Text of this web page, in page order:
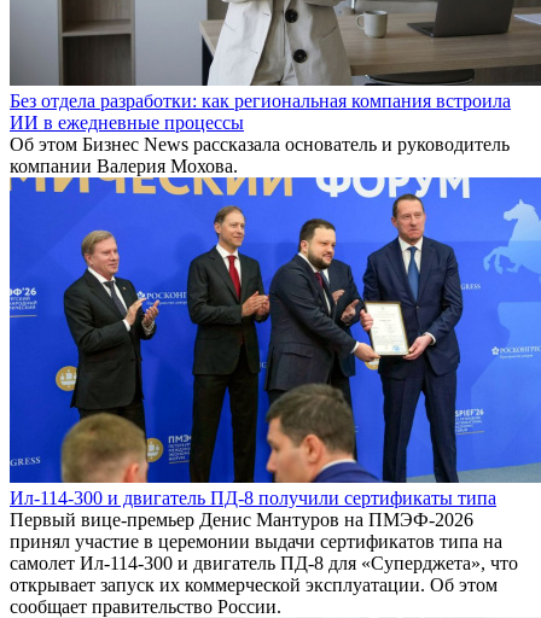
Без отдела разработки: как региональная компания встроила
ИИ в ежедневные процессы
Об этом Бизнес News рассказала основатель и руководитель
компании Валерия Мохова.
Ил-114-300 и двигатель ПД-8 получили сертификаты типа
Первый вице-премьер Денис Мантуров на ПМЭФ-2026
принял участие в церемонии выдачи сертификатов типа на
самолет Ил-114-300 и двигатель ПД-8 для «Суперджета», что
открывает запуск их коммерческой эксплуатации. Об этом
сообщает правительство России.